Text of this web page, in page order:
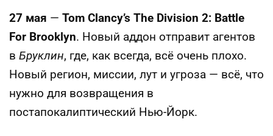
27 мая — Tom Clancy’s The Division 2: Battle
For Brooklyn. Новый аддон отправит агентов
в Бруклин, где, как всегда, всё очень плохо.
Новый регион, миссии, лут и угроза — всё, что
нужно для возвращения в
постапокалиптический Нью-Йорк.